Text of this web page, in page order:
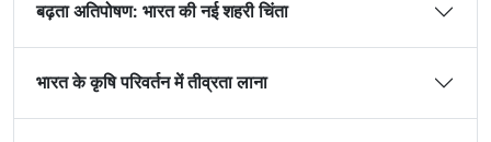
बढ़ता अतिपोषण: भारत की नई शहरी चिंता
भारत के कृषि परिवर्तन में तीव्रता लाना